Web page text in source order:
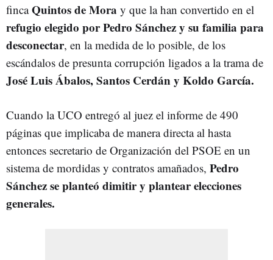
fincaQuintos de Mora y que la han convertido en el
refugio elegido por Pedro Sánchez y su familia para
desconectar, en la medida de lo posible, de los
escándalos de presunta corrupción ligados a la trama de
José Luis Ábalos, Santos Cerdán y Koldo García.
Cuando la UCO entregó al juez el informe de 490
páginas que implicaba de manera directa al hasta
entonces secretario de Organización del PSOE en un
sistema de mordidas y contratos amañados, Pedro
Sánchez se planteó dimitir y plantear elecciones
generales.